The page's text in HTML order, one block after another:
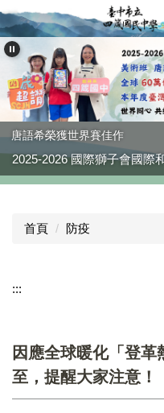
跳
到
主
內
容
唐語希榮獲世界賽佳作
2025-2026 國際獅子會國際
首頁 防疫
:::
因應全球暖化「登
至，提醒大家注意！